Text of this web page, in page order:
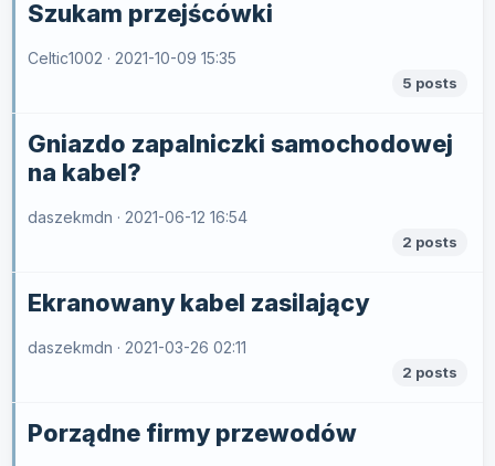
Szukam przejścówki
Celtic1002 · 2021-10-09 15:35
5 posts
Gniazdo zapalniczki samochodowej
na kabel?
daszekmdn · 2021-06-12 16:54
2 posts
Ekranowany kabel zasilający
daszekmdn · 2021-03-26 02:11
2 posts
Porządne firmy przewodów